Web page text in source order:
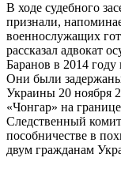
В ходе судебного
признали,
военнослужащих
рассказал адвокат
Баранов в 2014
Они были
Украины 20 ноября
«Чонгар» на
Следственный
пособничестве в
двум гражданам